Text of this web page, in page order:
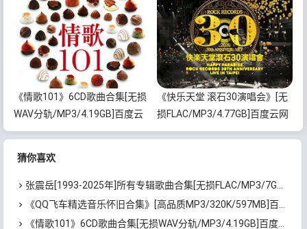
《情歌101》6CD歌曲合集[无损
WAV分轨/MP3/4.19GB]百度云
网盘下载
《快乐天堂 滚石30演唱会》[无
损FLAC/MP3/4.77GB]百度云网
盘下载
猜你喜欢
张震岳[1993-2025年]所有专辑歌曲合集[无损FLAC/MP3/7GB]百度云网盘下载
《QQ飞车精选音乐怀旧合集》[高品质MP3/320K/597MB]百度云网盘下载
《情歌101》6CD歌曲合集[无损WAV分轨/MP3/4.19GB]百度云网盘下载